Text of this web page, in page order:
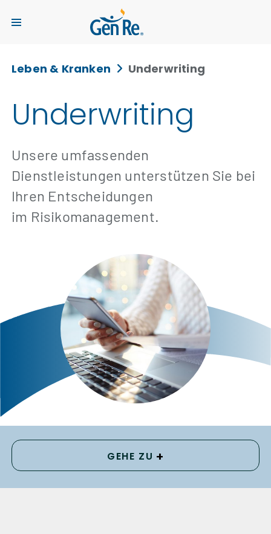
Leben & Kranken Underwriting
Underwriting
Unsere umfassenden
Dienstleistungen unterstützen Sie bei
Ihren Entscheidungen
im Risikomanagement.
GEHE ZU +